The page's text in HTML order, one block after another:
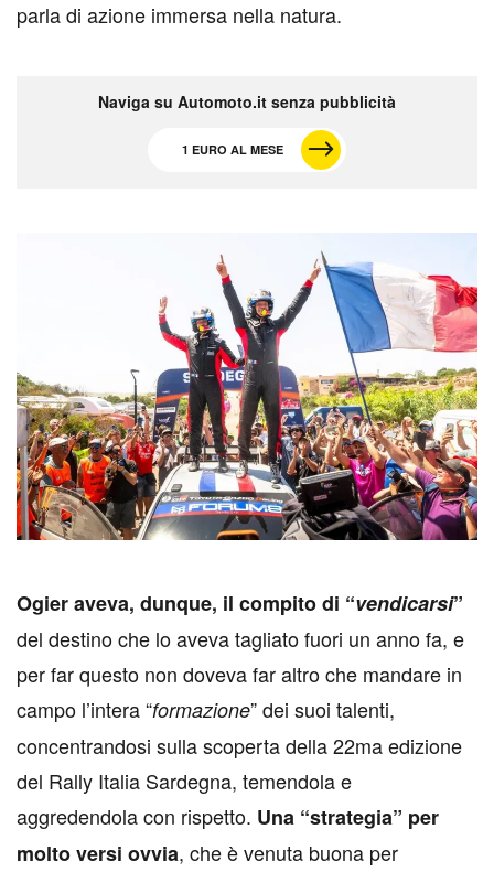
parla di azione immersa nella natura.
Naviga su Automoto.it senza pubblicità
1 EURO AL MESE
Ogier aveva, dunque, il compito di “vendicarsi”
del destino che lo aveva tagliato fuori un anno fa, e
per far questo non doveva far altro che mandare in
campo l’intera “formazione” dei suoi talenti,
concentrandosi sulla scoperta della 22ma edizione
del Rally Italia Sardegna, temendola e
aggredendola con rispetto. Una “strategia” per
molto versi ovvia, che è venuta buona per